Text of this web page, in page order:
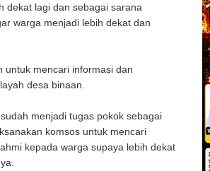
dekat lagi dan sebagai sarana
warga menjadi lebih dekat dan
untuk mencari informasi dan
desa binaan.
menjadi tugas pokok sebagai
komsos untuk mencari
kepada warga supaya lebih dekat